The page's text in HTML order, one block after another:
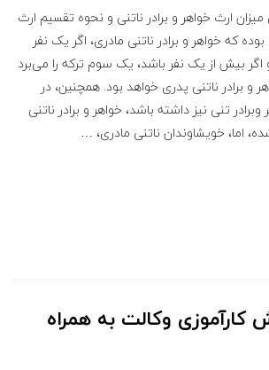
میزان ارث خواهر و برادر ناتنی و نحوه تقسیم ارث
که خواهر و برادر ناتنی مادری، اگر یک نفر
بیش از یک نفر باشد، یک سوم ترکه را می‌برد
و برادر ناتنی پدری خواهد بود. همچنین، در
تنی نیز داشته باشد، خواهر و برادر ناتنی
اما، خویشاوندان ناتنی مادری، …
40 گزارش کارآموزی وکالت به همراه